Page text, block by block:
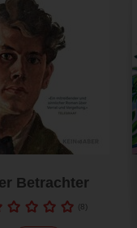
Betrachter
(8)